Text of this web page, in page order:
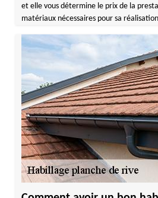
et elle vous détermine le prix de la
matériaux nécessaires pour sa